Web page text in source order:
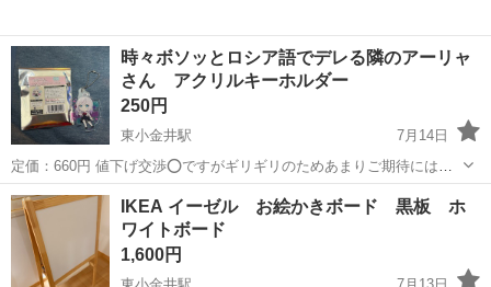
時々ボソッとロシア語でデレる隣のアーリャ
さん アクリルキーホルダー
250円
東小金井駅
7月14日
定価：660円 値下げ交渉⭕️ですがギリギリのためあまりご期待には応
えられないかもしれません。
東京 小金井市 東小金井駅 その他 キーホルダー
IKEA イーゼル お絵かきボード 黒板 ホ
ワイトボード
1,600円